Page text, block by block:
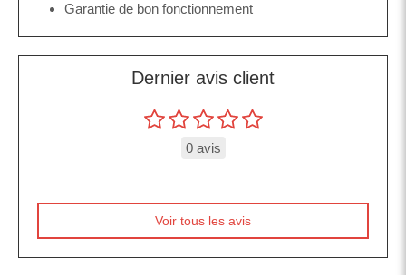
Garantie de bon fonctionnement
Dernier avis client
0 avis
Voir tous les avis